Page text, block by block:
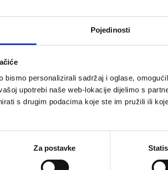
Pojedinosti
bismo personalizirali sadržaj i oglase,
upotrebi naše web-lokacije dijelimo s
s drugim podacima koje ste im pružili ili
Za postavke